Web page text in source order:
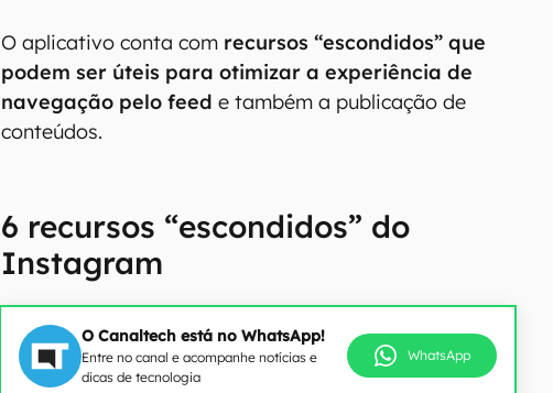
O aplicativo conta com recursos “escondidos” que
podem ser úteis para otimizar a experiência de
navegação pelo feed e também a publicação de
conteúdos.
6 recursos “escondidos” do
Instagram
O Canaltech está no WhatsApp!
Entre no canal e acompanhe notícias e
dicas de tecnologia
WhatsApp